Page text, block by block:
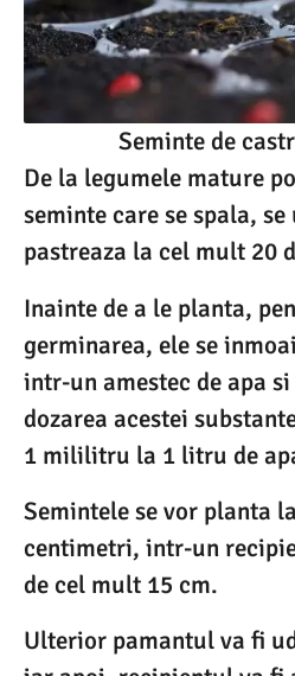
Seminte de
De la legumele mature
seminte care se spala, se
pastreaza la cel mult 20
Inainte de a le planta,
germinarea, ele se
intr-un amestec de apa
dozarea acestei
1 mililitru la 1 litru de
Semintele se vor planta
centimetri, intr-un
de cel mult 15 cm.
Ulterior pamantul va fi